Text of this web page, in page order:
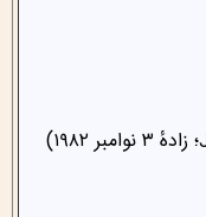
واتانابه جون (انگلیسی: Jun Watanabe؛ زادهٔ ۳ نوامبر ۱۹۸۲)